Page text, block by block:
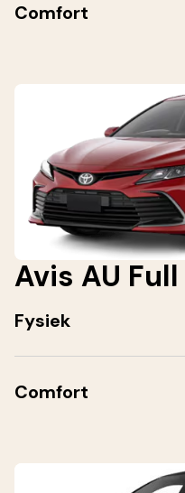
Comfort
Avis AU
Fysiek
Comfort